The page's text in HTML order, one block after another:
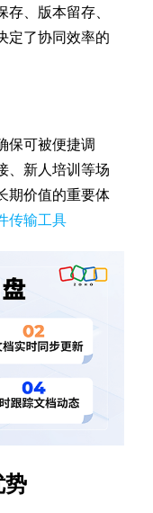
、版本留存、
定了协同效率的
保可被便捷调
、新人培训等场
期价值的重要体
传输工具
势